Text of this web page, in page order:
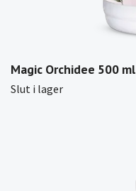
Magic Orchidee 500 ml
Slut i lager